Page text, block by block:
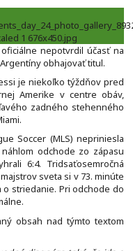
oficiálne nepotvrdil účasť na
obhajovať titul.
je niekoľko týždňov pred
Amerike v centre obáv,
zadného stehenného
Soccer (MLS) nepriniesla
odchode zo zápasu
6:4. Tridsaťosemročná
sveta si v 73. minúte
o striedanie. Pri odchode do
obsah nad týmto textom